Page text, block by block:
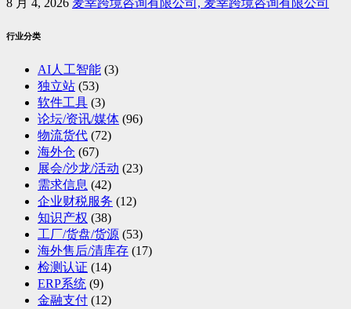
8 月 4, 2026 麦幸跨境咨询有限公司, 麦幸跨境咨询有限公司
行业分类
AI人工智能 (3)
独立站 (53)
软件工具 (3)
论坛/资讯/媒体 (96)
物流货代 (72)
海外仓 (67)
展会/沙龙/活动 (23)
需求信息 (42)
企业财税服务 (12)
知识产权 (38)
工厂/货盘/货源 (53)
海外售后/清库存 (17)
检测认证 (14)
ERP系统 (9)
金融支付 (12)